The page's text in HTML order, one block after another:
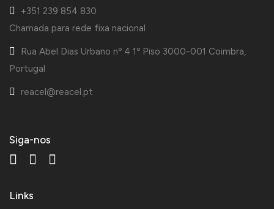
+351 239 854 830
Chamada para rede fixa nacional
Rua Abel Dias Urbano nº 4 1º Piso 3000-001 Coimbra,
Portugal
reacel@reacel.pt
Siga-nos
Links